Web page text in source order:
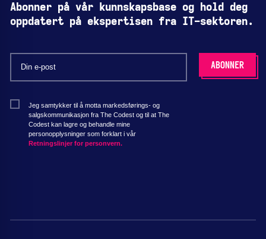
Abonner på vår kunnskapsbase og hold deg
oppdatert på ekspertisen fra IT-sektoren.
Jeg samtykker til å motta markedsførings- og
salgskommunikasjon fra The Codest og til at The
Codest kan lagre og behandle mine
personopplysninger som forklart i vår
Retningslinjer for personvern.